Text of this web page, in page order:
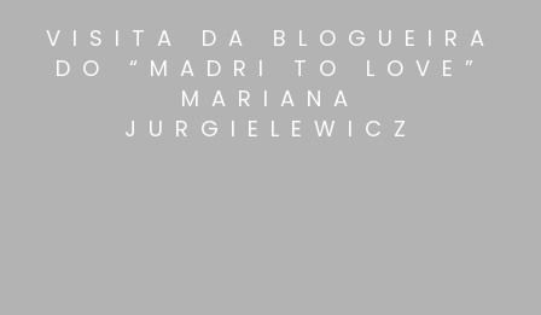
VISITA DA BLOGUEIRA
DO “MADRI TO LOVE”
MARIANA
JURGIELEWICZ